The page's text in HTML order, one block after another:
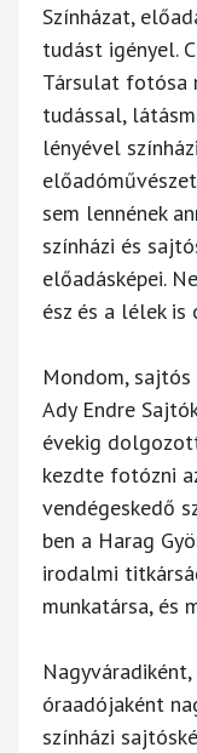
Színházat,
tudást igényel.
Társulat fotósa
tudással,
lényével
sem lennének
színházi és
előadásképei.
ész és a lélek
Mondom,
Ady Endre
évekig
kezdte fotózni
vendégeskedő
ben a Harag
irodalmi
munkatársa, és
óraadójaként
színházi